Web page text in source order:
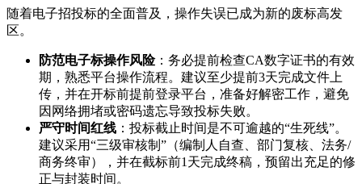
随着电子招投标的全面普及，操作失误已成为新的废标高发
区。
防范电子标操作风险：务必提前检查CA数字证书的有效
期，熟悉平台操作流程。建议至少提前3天完成文件上
传，并在开标前提前登录平台，准备好解密工作，避免
因网络拥堵或密码遗忘导致投标失败。
严守时间红线 ：投标截止时间是不可逾越的“生死线”。
建议采用“三级审核制”（编制人自查、部门复核、法务/
商务终审），并在截标前1天完成终稿，预留出充足的修
正与封装时间。